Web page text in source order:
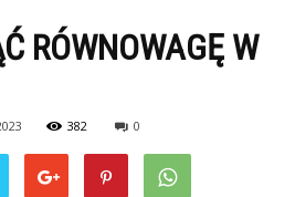
RÓWNOWAGĘ W
382 0